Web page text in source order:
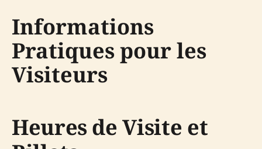
Informations
Pratiques pour les
Visiteurs
Heures de Visite et